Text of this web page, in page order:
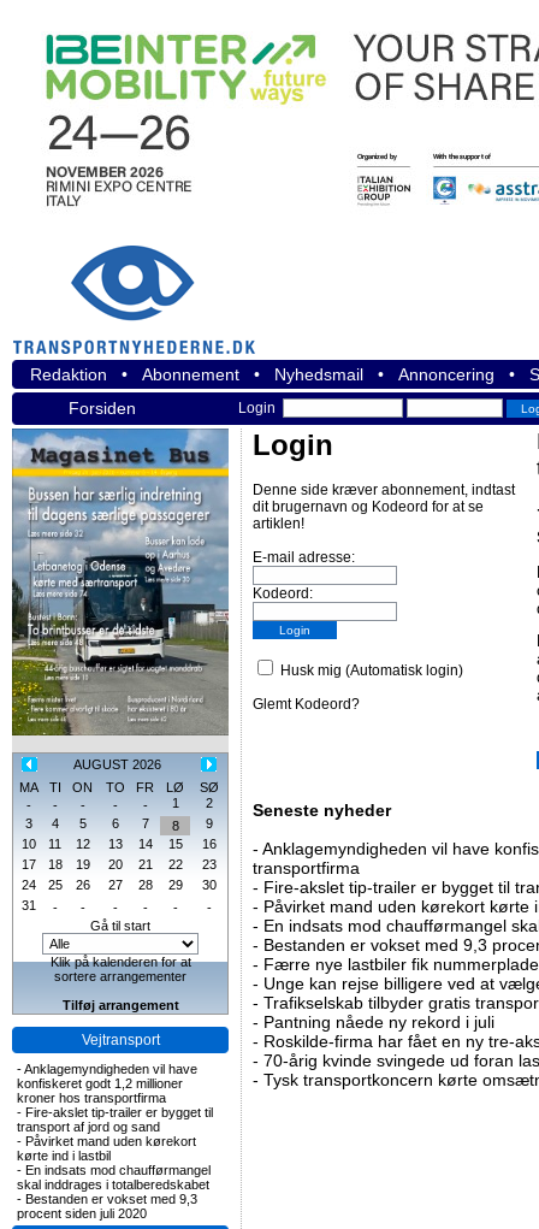
Redaktion • Abonnement • Nyhedsmail • Annoncering •
Forsiden
Login
AUGUST 2026
MA
TI ON TO FR LØ
SØ
-
- - - - 1
2
3
4 5 6 7 8
9
10
11 12 13 14 15
16
17
18 19 20 21 22
23
24
25 26 27 28 29
30
31
- - - - -
-
Gå til start
Klik på kalenderen for at
sortere arrangementer
Tilføj arrangement
Vejtransport
-Anklagemyndigheden vil have
konfiskeret godt 1,2 millioner
kroner hos transportfirma
- Fire-akslet tip-trailer er bygget til
transport af jord og sand
- Påvirket mand uden kørekort
kørte ind i lastbil
- En indsats mod chaufførmangel
skal inddrages i totalberedskabet
- Bestanden er vokset med 9,3
procent siden juli 2020
Login
Denne side kræver abonnement, indtast
dit brugernavn og Kodeord for at se
artiklen!
E-mail adresse:
Kodeord:
Husk mig (Automatisk login)
Glemt Kodeord?
Seneste nyheder
- Anklagemyndigheden vil have
transportfirma
- Fire-akslet tip-trailer er bygget til
- Påvirket mand uden kørekort kørte
- En indsats mod chaufførmangel
- Bestanden er vokset med 9,3
- Færre nye lastbiler fik
- Unge kan rejse billigere ved at
- Trafikselskab tilbyder gratis
- Pantning nåede ny rekord i juli
- Roskilde-firma har fået en ny tre-
- 70-årig kvinde svingede ud foran
- Tysk transportkoncern kørte